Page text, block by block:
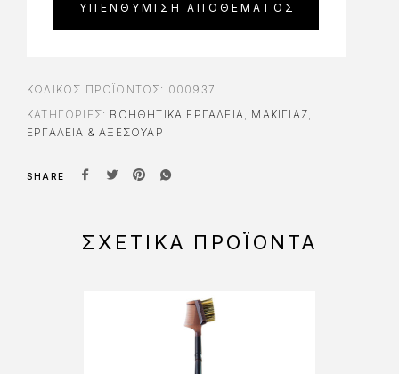
ΚΩΔΙΚΌΣ ΠΡΟΪΌΝΤΟΣ: 000937
ΚΑΤΗΓΟΡΊΕΣ: ΒΟΗΘΗΤΙΚΆ ΕΡΓΑΛΕΊΑ, ΜΑΚΙΓΙΑΖ,
ΕΡΓΑΛΕΊΑ & ΑΞΕΣΟΥΆΡ
SHARE
ΣΧΕΤΙΚΆ ΠΡΟΪΌΝΤΑ